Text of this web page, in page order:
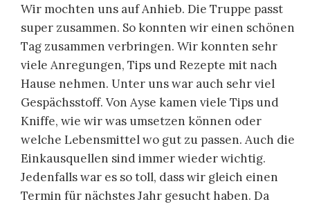
Wir mochten uns auf Anhieb. Die Truppe passt
super zusammen. So konnten wir einen schönen
Tag zusammen verbringen. Wir konnten sehr
viele Anregungen, Tips und Rezepte mit nach
Hause nehmen. Unter uns war auch sehr viel
Gespächsstoff. Von Ayse kamen viele Tips und
Kniffe, wie wir was umsetzen können oder
welche Lebensmittel wo gut zu passen. Auch die
Einkausquellen sind immer wieder wichtig.
Jedenfalls war es so toll, dass wir gleich einen
Termin für nächstes Jahr gesucht haben. Da